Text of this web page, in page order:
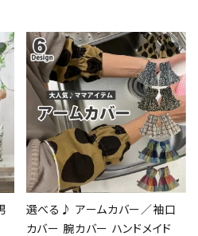
選べる♪ アームカバー／袖口
カバー 腕カバー ハンドメイド
favorite